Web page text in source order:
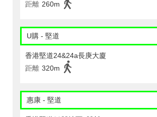
距離 260m
U購 - 堅道
香港堅道24&24a長庚大廈
距離 320m
惠康 - 堅道